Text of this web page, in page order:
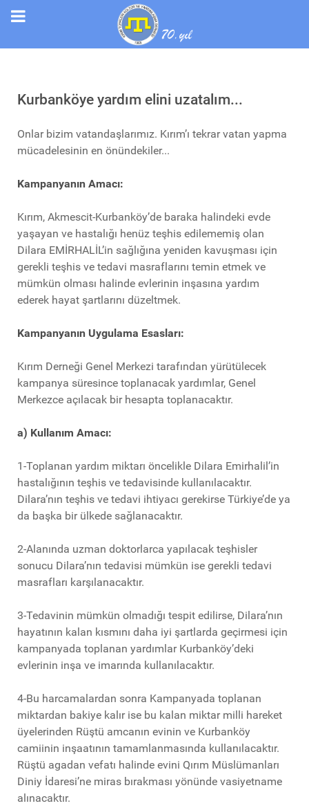
Kurbanköye yardım elini uzatalım...
Onlar bizim vatandaşlarımız. Kırım’ı tekrar vatan yapma
mücadelesinin en önündekiler...
Kampanyanın Amacı:
Kırım, Akmescit-Kurbanköy’de baraka halindeki evde
yaşayan ve hastalığı henüz teşhis edilememiş olan
Dilara EMİRHALİL’in sağlığına yeniden kavuşması için
gerekli teşhis ve tedavi masraflarını temin etmek ve
mümkün olması halinde evlerinin inşasına yardım
ederek hayat şartlarını düzeltmek.
Kampanyanın Uygulama Esasları:
Kırım Derneği Genel Merkezi tarafından yürütülecek
kampanya süresince toplanacak yardımlar, Genel
Merkezce açılacak bir hesapta toplanacaktır.
a) Kullanım Amacı:
1-Toplanan yardım miktarı öncelikle Dilara Emirhalil’in
hastalığının teşhis ve tedavisinde kullanılacaktır.
Dilara’nın teşhis ve tedavi ihtiyacı gerekirse Türkiye’de ya
da başka bir ülkede sağlanacaktır.
2-Alanında uzman doktorlarca yapılacak teşhisler
sonucu Dilara’nın tedavisi mümkün ise gerekli tedavi
masrafları karşılanacaktır.
3-Tedavinin mümkün olmadığı tespit edilirse, Dilara’nın
hayatının kalan kısmını daha iyi şartlarda geçirmesi için
kampanyada toplanan yardımlar Kurbanköy’deki
evlerinin inşa ve imarında kullanılacaktır.
4-Bu harcamalardan sonra Kampanyada toplanan
miktardan bakiye kalır ise bu kalan miktar milli hareket
üyelerinden Rüştü amcanın evinin ve Kurbanköy
camiinin inşaatının tamamlanmasında kullanılacaktır.
Rüştü agadan vefatı halinde evini Qırım Müslümanları
Diniy İdaresi’ne miras bırakması yönünde vasiyetname
alınacaktır.